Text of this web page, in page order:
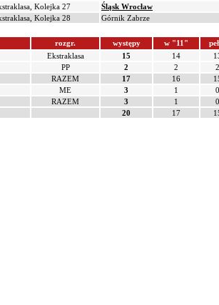
Kolejka 27
Śląsk Wrocław
Kolejka 28 Górnik Zabrze
rozgr. występy w "11"
Ekstraklasa 15 14
PP 2 2
2
RAZEM 17 16
ME 3 1
0
RAZEM 3 1
0
20 17